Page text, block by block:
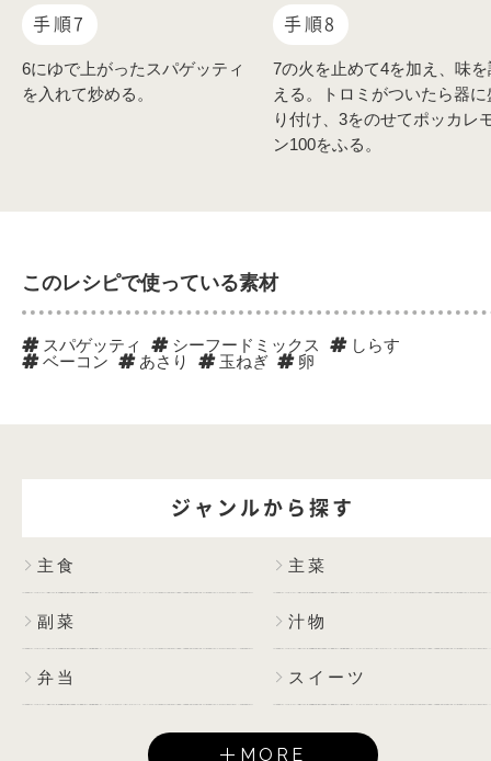
手順7
6にゆで上がったスパゲッティ
を入れて炒める。
手順8
7の火を止めて4を加え、味を
える。トロミがついたら器に
り付け、3をのせてポッカレ
ン100をふる。
このレシピで使っている素材
スパゲッティ シーフードミックス
しらす
ベーコン
あさり 玉ねぎ 卵
ジャンルから探す
主食 主菜
副菜 汁物
弁当 スイーツ
MORE